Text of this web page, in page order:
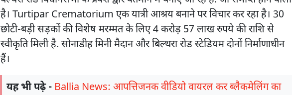
है। Turtipar Crematorium एक यात्री आश्रय बनाने पर विचार कर रहा है। 30
छोटी-बड़ी सड़कों की विशेष मरम्मत के लिए 4 करोड़ 57 लाख रुपये की राशि से
स्वीकृति मिली है. सोनाडीह मिनी मैदान और बिल्थरा रोड स्टेडियम दोनों निर्माणाधीन
हैं।
यह भी पढ़े - Ballia News: आपत्तिजनक वीडियो वायरल कर ब्लैकमेलिंग का